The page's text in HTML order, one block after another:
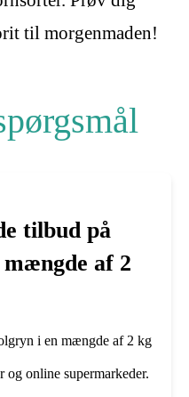
til morgenmaden!
tilbud på
af 2
i en mængde af 2 kg
online supermarkeder.